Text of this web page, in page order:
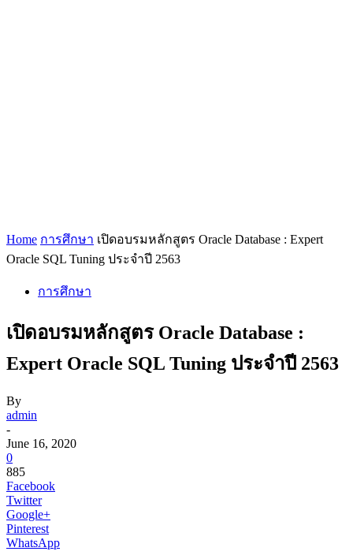
Home การศึกษา เปิดอบรมหลักสูตร Oracle Database : Expert
Oracle SQL Tuning ประจำปี 2563
การศึกษา
เปิดอบรมหลักสูตร Oracle Database :
Expert Oracle SQL Tuning ประจำปี 2563
By
admin
-
June 16, 2020
0
885
Facebook
Twitter
Google+
Pinterest
WhatsApp